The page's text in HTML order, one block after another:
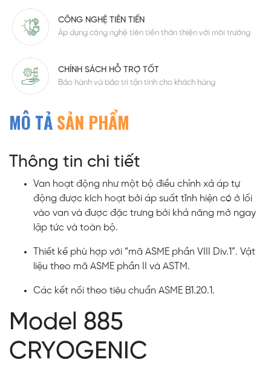
CÔNG NGHỆ TIÊN TIẾN
Áp dụng công nghệ tiên tiến thân thiện với môi trường
CHÍNH SÁCH HỖ TRỢ TỐT
Bảo hành và bảo trì tận tình cho khách hàng
MÔ TẢSẢN PHẨM
Thông tin chi tiết
Van hoạt động như một bộ điều chỉnh xả áp tự
động được kích hoạt bởi áp suất tĩnh hiện có ở lối
vào van và được đặc trưng bởi khả năng mở ngay
lập tức và toàn bộ.
Thiết kế phù hợp với “mã ASME phần VIII Div.1”. Vật
liệu theo mã ASME phần II và ASTM.
Các kết nối theo tiêu chuẩn ASME B1.20.1.
Model 885
CRYOGENIC